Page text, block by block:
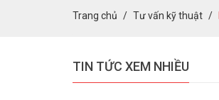
Trang chủ Tư vấn kỹ thuật
TIN TỨC XEM NHIỀU